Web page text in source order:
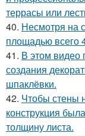
террасы или
40. Несмотря на
площадью всего
41. В этом видео
создания
шпаклёвки.
42. Чтобы стены
конструкция
толщину листа.